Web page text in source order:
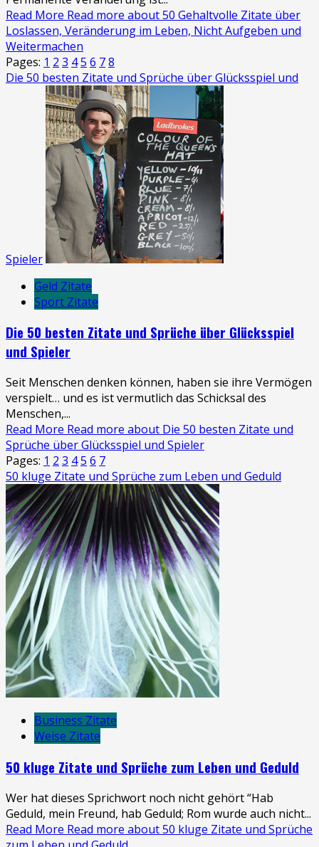
Read More Read more about 50 Gehaltvolle Zitate über
Loslassen, Veränderung im Leben, Nicht Aufgeben und
Weitermachen
Pages: 1 2 3 45 6 78
Die 50 besten Zitate und Sprüche über Glücksspiel und
Spieler
Geld Zitate
Sport Zitate
Die 50 besten Zitate und Sprüche über Glücksspiel
und Spieler
Seit Menschen denken können, haben sie ihre Vermögen
verspielt… und es ist vermutlich das Schicksal des
Menschen,...
Read More Read more about Die 50 besten Zitate und
Sprüche über Glücksspiel und Spieler
Pages: 1 2 3 45 6 7
50 kluge Zitate und Sprüche zum Leben und Geduld
Business Zitate
Weise Zitate
50 kluge Zitate und Sprüche zum Leben und Geduld
Wer hat dieses Sprichwort noch nicht gehört “Hab
Geduld, mein Freund, hab Geduld; Rom wurde auch nicht...
Read More Read more about 50 kluge Zitate und Sprüche